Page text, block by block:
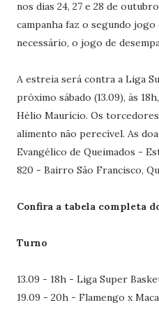
nos dias 24, 27 e 28 de
campanha faz o segundo jogo
necessário, o jogo de
A estreia será contra a Liga
próximo sábado (13.09), às
Hélio Maurício. Os
alimento não perecível. As
Evangélico de Queimados -
820 - Bairro São Francisco,
Confira a tabela completa
Turno
13.09 - 18h - Liga Super
19.09 - 20h - Flamengo x